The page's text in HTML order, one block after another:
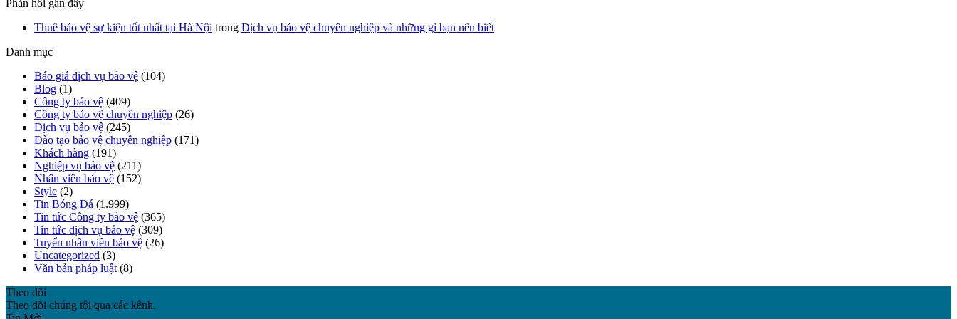
Phản hồi gần đây
Thuê bảo vệ sự kiện tốt nhất tại Hà Nội trong Dịch vụ bảo vệ chuyên nghiệp và những gì bạn nên biết
Danh mục
Báo giá dịch vụ bảo vệ (104)
Blog (1)
Công ty bảo vệ (409)
Công ty bảo vệ chuyên nghiệp (26)
Dịch vụ bảo vệ (245)
Đào tạo bảo vệ chuyên nghiệp (171)
Khách hàng (191)
Nghiệp vụ bảo vệ (211)
Nhân viên bảo vệ (152)
Style (2)
Tin Bóng Đá (1.999)
Tin tức Công ty bảo vệ (365)
Tin tức dịch vụ bảo vệ (309)
Tuyển nhân viên bảo vệ (26)
Uncategorized (3)
Văn bản pháp luật (8)
Theo dõi
Theo dõi chúng tôi qua các kênh.